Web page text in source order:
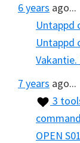
6 years ago...
Untappd
Untappd
7 years ago...
3
OPEN